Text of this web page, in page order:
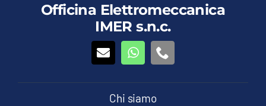
Officina Elettromeccanica
IMER s.n.c.
Chi siamo